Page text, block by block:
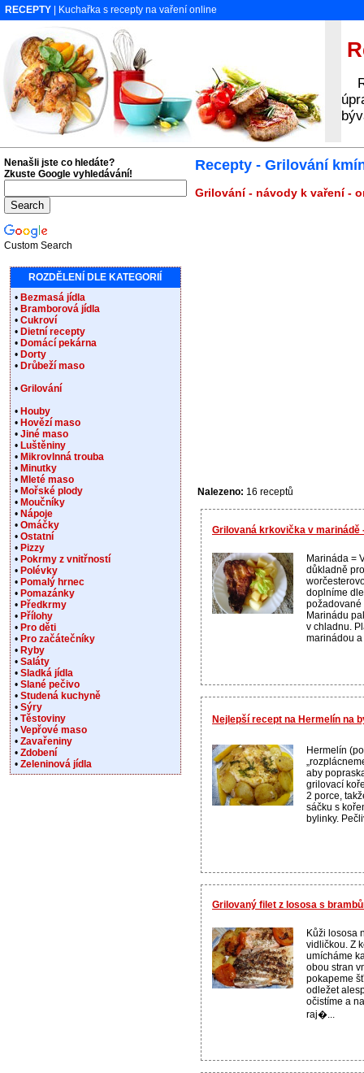
RECEPTY | Kuchařka s recepty na vaření online
Recepty - Grilování
Grilování - návody k vaření -
Nalezeno: 16 receptů
Grilovaná krkovička v marinádě
Marináda =
důkladně
doplníme
požadované
Marinádu
v chladnu.
marinádou
Nejlepší recept na Hermelín na
Hermelín
aby
grilovací
2 porce,
sáčku s
bylinky.
Grilovaný filet z lososa s
Kůži lososa
vidličkou. Z
umícháme
obou stran
pokapeme
odležet
očistíme a
raj�...
Nenašli jste co hledáte?
Zkuste Google vyhledávání!
Custom Search
ROZDĚLENÍ DLE KATEGORIÍ
• Bezmasá jídla
• Bramborová jídla
• Cukroví
• Dietní recepty
• Domácí pekárna
• Dorty
• Drůbeží maso
• Grilování
• Houby
• Hovězí maso
• Jiné maso
• Luštěniny
• Mikrovlnná trouba
• Minutky
• Mleté maso
• Mořské plody
• Moučníky
• Nápoje
• Omáčky
• Ostatní
• Pizzy
• Pokrmy z vnitřností
• Polévky
• Pomalý hrnec
• Pomazánky
• Předkrmy
• Přílohy
• Pro děti
• Pro začátečníky
• Ryby
• Saláty
• Sladká jídla
• Slané pečivo
• Studená kuchyně
• Sýry
• Těstoviny
• Vepřové maso
• Zavařeniny
• Zdobení
• Zeleninová jídla